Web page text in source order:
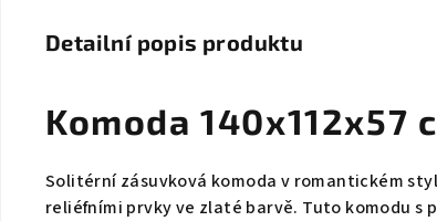
Detailní popis produktu
Komoda 140x112x57
Solitérní zásuvková komoda v romantickém
reliéfními prvky ve zlaté barvě. Tuto komodu s